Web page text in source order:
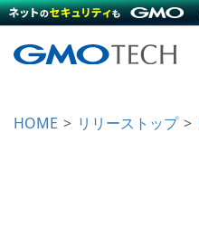
HOME リリーストップ